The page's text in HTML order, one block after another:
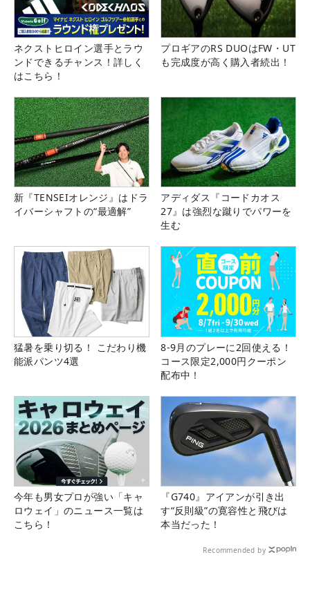
ネクストヒロイン選手とラウ
ンドできるチャンス！詳しく
はこちら！
プロギアのRS DUOはFW・UT
も完成度が高く購入者続出！
新『TENSEIオレンジ』はドラ
イバーシャフトの“最適解”
アディダス『コードカオス
27』は強烈な蹴りでパワーを
生む
猛暑を乗り切る！ こだわり機
能派パンツ4選
8-9月のプレーに2回使える！
コース限定2,000円クーポン
配布中！
今年も男女プロが強い「キャ
ロウェイ」のニュース一覧は
こちら！
『G740』アイアンが引き出
す“反則級”の寛容性と飛びは
本当だった！
Recommended by